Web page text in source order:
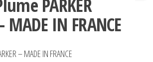
PARKER
MADE IN FRANCE
– MADE IN FRANCE